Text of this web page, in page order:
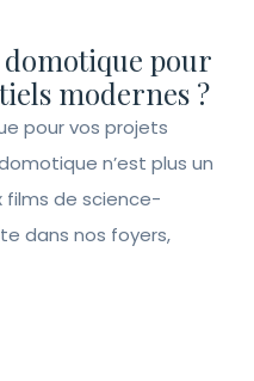
pour
modernes ?
pour vos projets
n’est plus un
de science-
dans nos foyers,